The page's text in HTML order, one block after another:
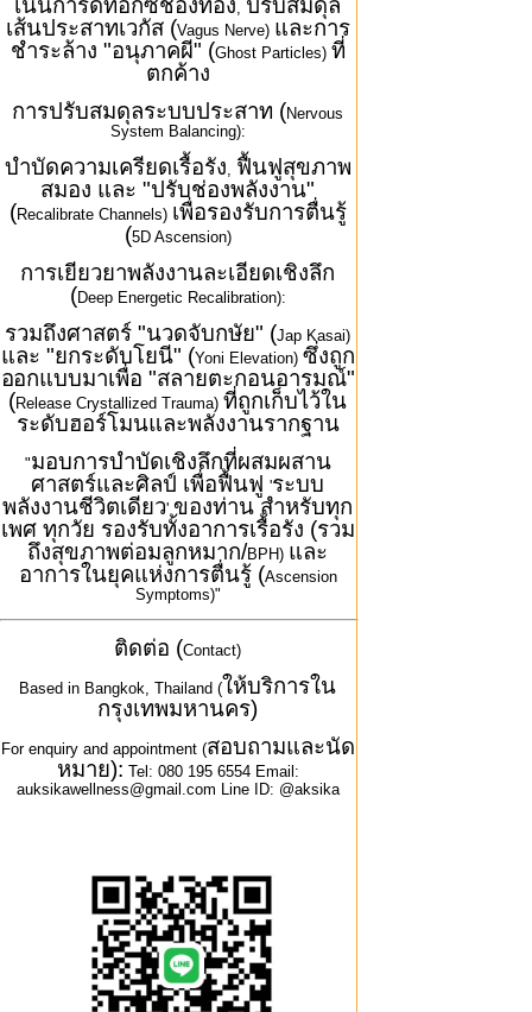
เน้นการดีท็อกซ์ช่องท้อง, ปรับสมดุล
เส้นประสาทเวกัส (Vagus Nerve) และการ
ชำระล้าง "อนุภาคผี" (Ghost Particles) ที่
ตกค้าง
การปรับสมดุลระบบประสาท (Nervous
System Balancing):
บำบัดความเครียดเรื้อรัง, ฟื้นฟูสุขภาพ
สมอง และ "ปรับช่องพลังงาน"
(Recalibrate Channels) เพื่อรองรับการตื่นรู้
(5D Ascension)
การเยียวยาพลังงานละเอียดเชิงลึก
(Deep Energetic Recalibration):
รวมถึงศาสตร์ "นวดจับกษัย" (Jap Kasai)
และ "ยกระดับโยนี" (Yoni Elevation) ซึ่งถูก
ออกแบบมาเพื่อ "สลายตะกอนอารมณ์"
(Release Crystallized Trauma)ที่ถูกเก็บไว้ใน
ระดับฮอร์โมนและพลังงานรากฐาน
"มอบการบำบัดเชิงลึกที่ผสมผสาน
ศาสตร์และศิลป์ เพื่อฟื้นฟู'ระบบ
พลังงานชีวิตเดียว'ของท่าน สำหรับทุก
เพศ ทุกวัย รองรับทั้งอาการเรื้อรัง (รวม
ถึงสุขภาพต่อมลูกหมาก/BPH) และ
อาการในยุคแห่งการตื่นรู้ (Ascension
Symptoms)"
ติดต่อ (Contact)
Based in Bangkok, Thailand (ให้บริการใน
กรุงเทพมหานคร)
For enquiry and appointment (สอบถามและนัด
หมาย): Tel: 080 195 6554 Email:
auksikawellness@gmail.com Line ID: @aksika